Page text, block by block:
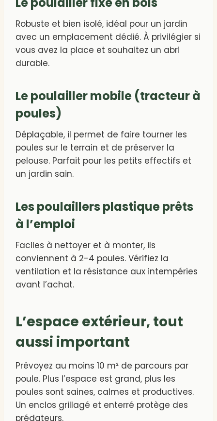
Robuste et bien isolé, idéal pour un jardin
avec un emplacement dédié. À privilégier si
vous avez la place et souhaitez un abri
durable.
Le poulailler mobile (tracteur à
poules)
Déplaçable, il permet de faire tourner les
poules sur le terrain et de préserver la
pelouse. Parfait pour les petits effectifs et
un jardin sain.
Les poulaillers plastique prêts
à l’emploi
Faciles à nettoyer et à monter, ils
conviennent à 2-4 poules. Vérifiez la
ventilation et la résistance aux intempéries
avant l’achat.
L’espace extérieur, tout
aussi important
Prévoyez au moins 10 m² de parcours par
poule. Plus l’espace est grand, plus les
poules sont saines, calmes et productives.
Un enclos grillagé et enterré protège des
prédateurs.